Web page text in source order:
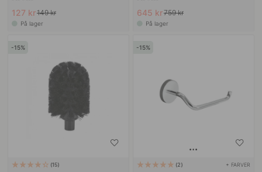
127 kr149 kr
På lager
645 kr759 kr
På lager
15
15
15
2 + FARVER